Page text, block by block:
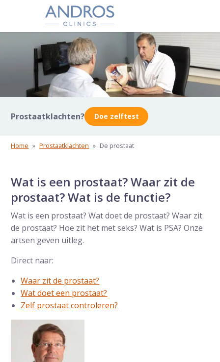
Navigatie overslaan
Prostaatklachten? Doe zelftest
Home » Prostaatklachten » De prostaat
Wat is een prostaat? Waar zit de
prostaat? Wat is de functie?
Wat is een prostaat? Wat doet de prostaat? Waar zit
de prostaat? Hoe zit het met seks? Wat is PSA? Onze
artsen geven uitleg.
Direct naar:
Waar zit de prostaat?
Wat doet een prostaat?
Zelf prostaat controleren?